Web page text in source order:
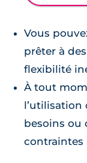
Vous
prêter à
flexibilité
À tout
l’utilisation
besoins ou
contraintes